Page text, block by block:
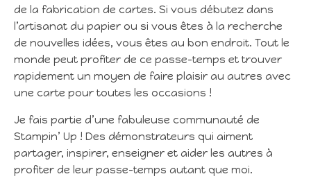
de la fabrication de cartes. Si vous débutez dans
l’artisanat du papier ou si vous êtes à la recherche
de nouvelles idées, vous êtes au bon endroit. Tout le
monde peut profiter de ce passe-temps et trouver
rapidement un moyen de faire plaisir au autres avec
une carte pour toutes les occasions !
Je fais partie d’une fabuleuse communauté de
Stampin’ Up ! Des démonstrateurs qui aiment
partager, inspirer, enseigner et aider les autres à
profiter de leur passe-temps autant que moi.